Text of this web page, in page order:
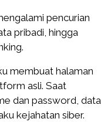
pencurian
pribadi, hingga
membuat halaman
asli. Saat
dan password, data
kejahatan siber.